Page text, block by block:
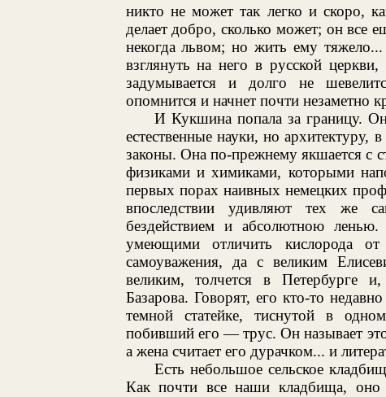
никто не может так легко и скоро,
делает добро, сколько может; он
некогда львом; но жить ему
взглянуть на него в русской
задумывается и долго не
опомнится и начнет почти незаметно
И Кукшина попала за границу.
естественные науки, но
законы. Она по-прежнему якшается с
физиками и химиками, которыми
первых порах наивных немецких
впоследствии удивляют тех же
бездействием и абсолютною
умеющими отличить кислорода
самоуважения, да с великим
великим, толчется в Петербурге
Базарова. Говорят, его кто-то
темной статейке, тиснутой в
побивший его — трус. Он называет
а жена считает его дурачком... и
Есть небольшое сельское
Как почти все наши кладбища, оно